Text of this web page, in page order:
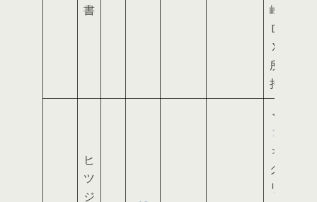
書
峰
Ｄ
Ｘ
所
持
ヒ
ツ
ジ
＜
１
＞
ク
リ